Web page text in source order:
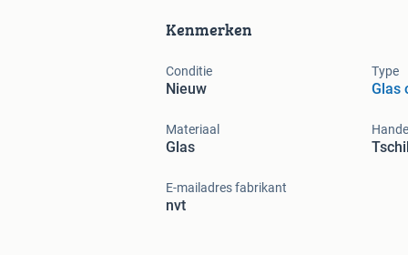
Kenmerken
Conditie
Nieuw
Type
Glas
Materiaal
Glas
E-mailadres fabrikant
nvt